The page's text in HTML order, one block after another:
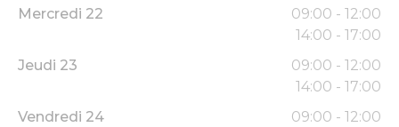
Mercredi 22
09:00 - 12:00
14:00 - 17:00
Jeudi 23
09:00 - 12:00
14:00 - 17:00
Vendredi 24
09:00 - 12:00